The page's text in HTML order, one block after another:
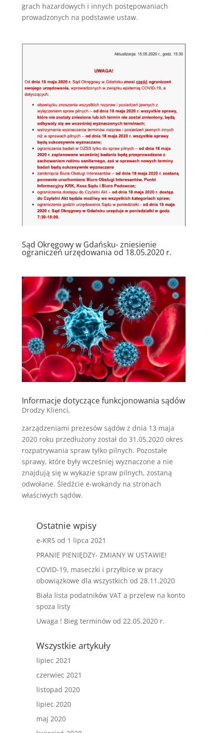
grach hazardowych i innych postępowaniach
prowadzonych na podstawie ustaw.
Sąd Okręgowy w Gdańsku- zniesienie
ograniczeń urzędowania od 18.05.2020 r.
Informacje dotyczące funkcjonowania sądów
Drodzy Klienci,
zarządzeniami prezesów sądów z dnia 13 maja
2020 roku przedłużony został do 31.05.2020 okres
rozpatrywania spraw tylko pilnych. Pozostałe
sprawy, które były wcześniej wyznaczone a nie
znajdują się w wykazie spraw pilnych, zostaną
odwołane. Śledźcie e-wokandy na stronach
właściwych sądów.
Ostatnie wpisy
e-KRS od 1 lipca 2021
PRANIE PIENIĘDZY- ZMIANY W USTAWIE!
COVID-19, maseczki i przyłbice w pracy
obowiązkowe dla wszystkich od 28.11.2020
Biała lista podatników VAT a przelew na konto
spoza listy
Uwaga ! Bieg terminów od 22.05.2020 r.
Wszystkie artykuły
lipiec 2021
czerwiec 2021
listopad 2020
lipiec 2020
maj 2020